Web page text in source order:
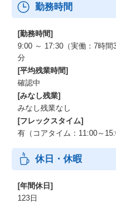
勤務時間
[勤務時間]
9:00 ～ 17:30（実働：7時
分
[平均残業時間]
確認中
[みなし残業]
みなし残業なし
[フレックスタイム]
有（コアタイム：11:00～
休日・休暇
[年間休日]
123日